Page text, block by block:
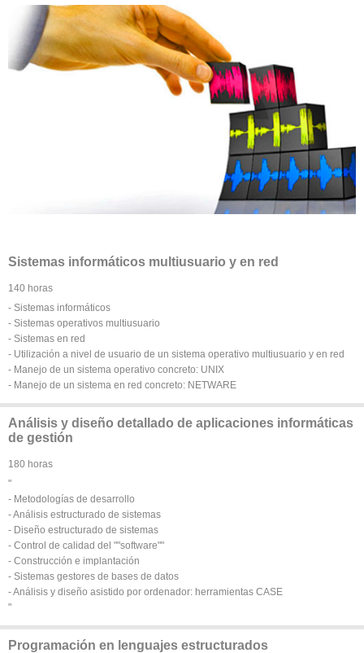
Sistemas informáticos multiusuario y en red
140 horas
- Sistemas informáticos
- Sistemas operativos multiusuario
- Sistemas en red
- Utilización a nivel de usuario de un sistema operativo multiusuario y en red
- Manejo de un sistema operativo concreto: UNIX
- Manejo de un sistema en red concreto: NETWARE
Análisis y diseño detallado de aplicaciones informáticas
de gestión
180 horas
"
- Metodologías de desarrollo
- Análisis estructurado de sistemas
- Diseño estructurado de sistemas
- Control de calidad del ""software""
- Construcción e implantación
- Sistemas gestores de bases de datos
- Análisis y diseño asistido por ordenador: herramientas CASE
"
Programación en lenguajes estructurados